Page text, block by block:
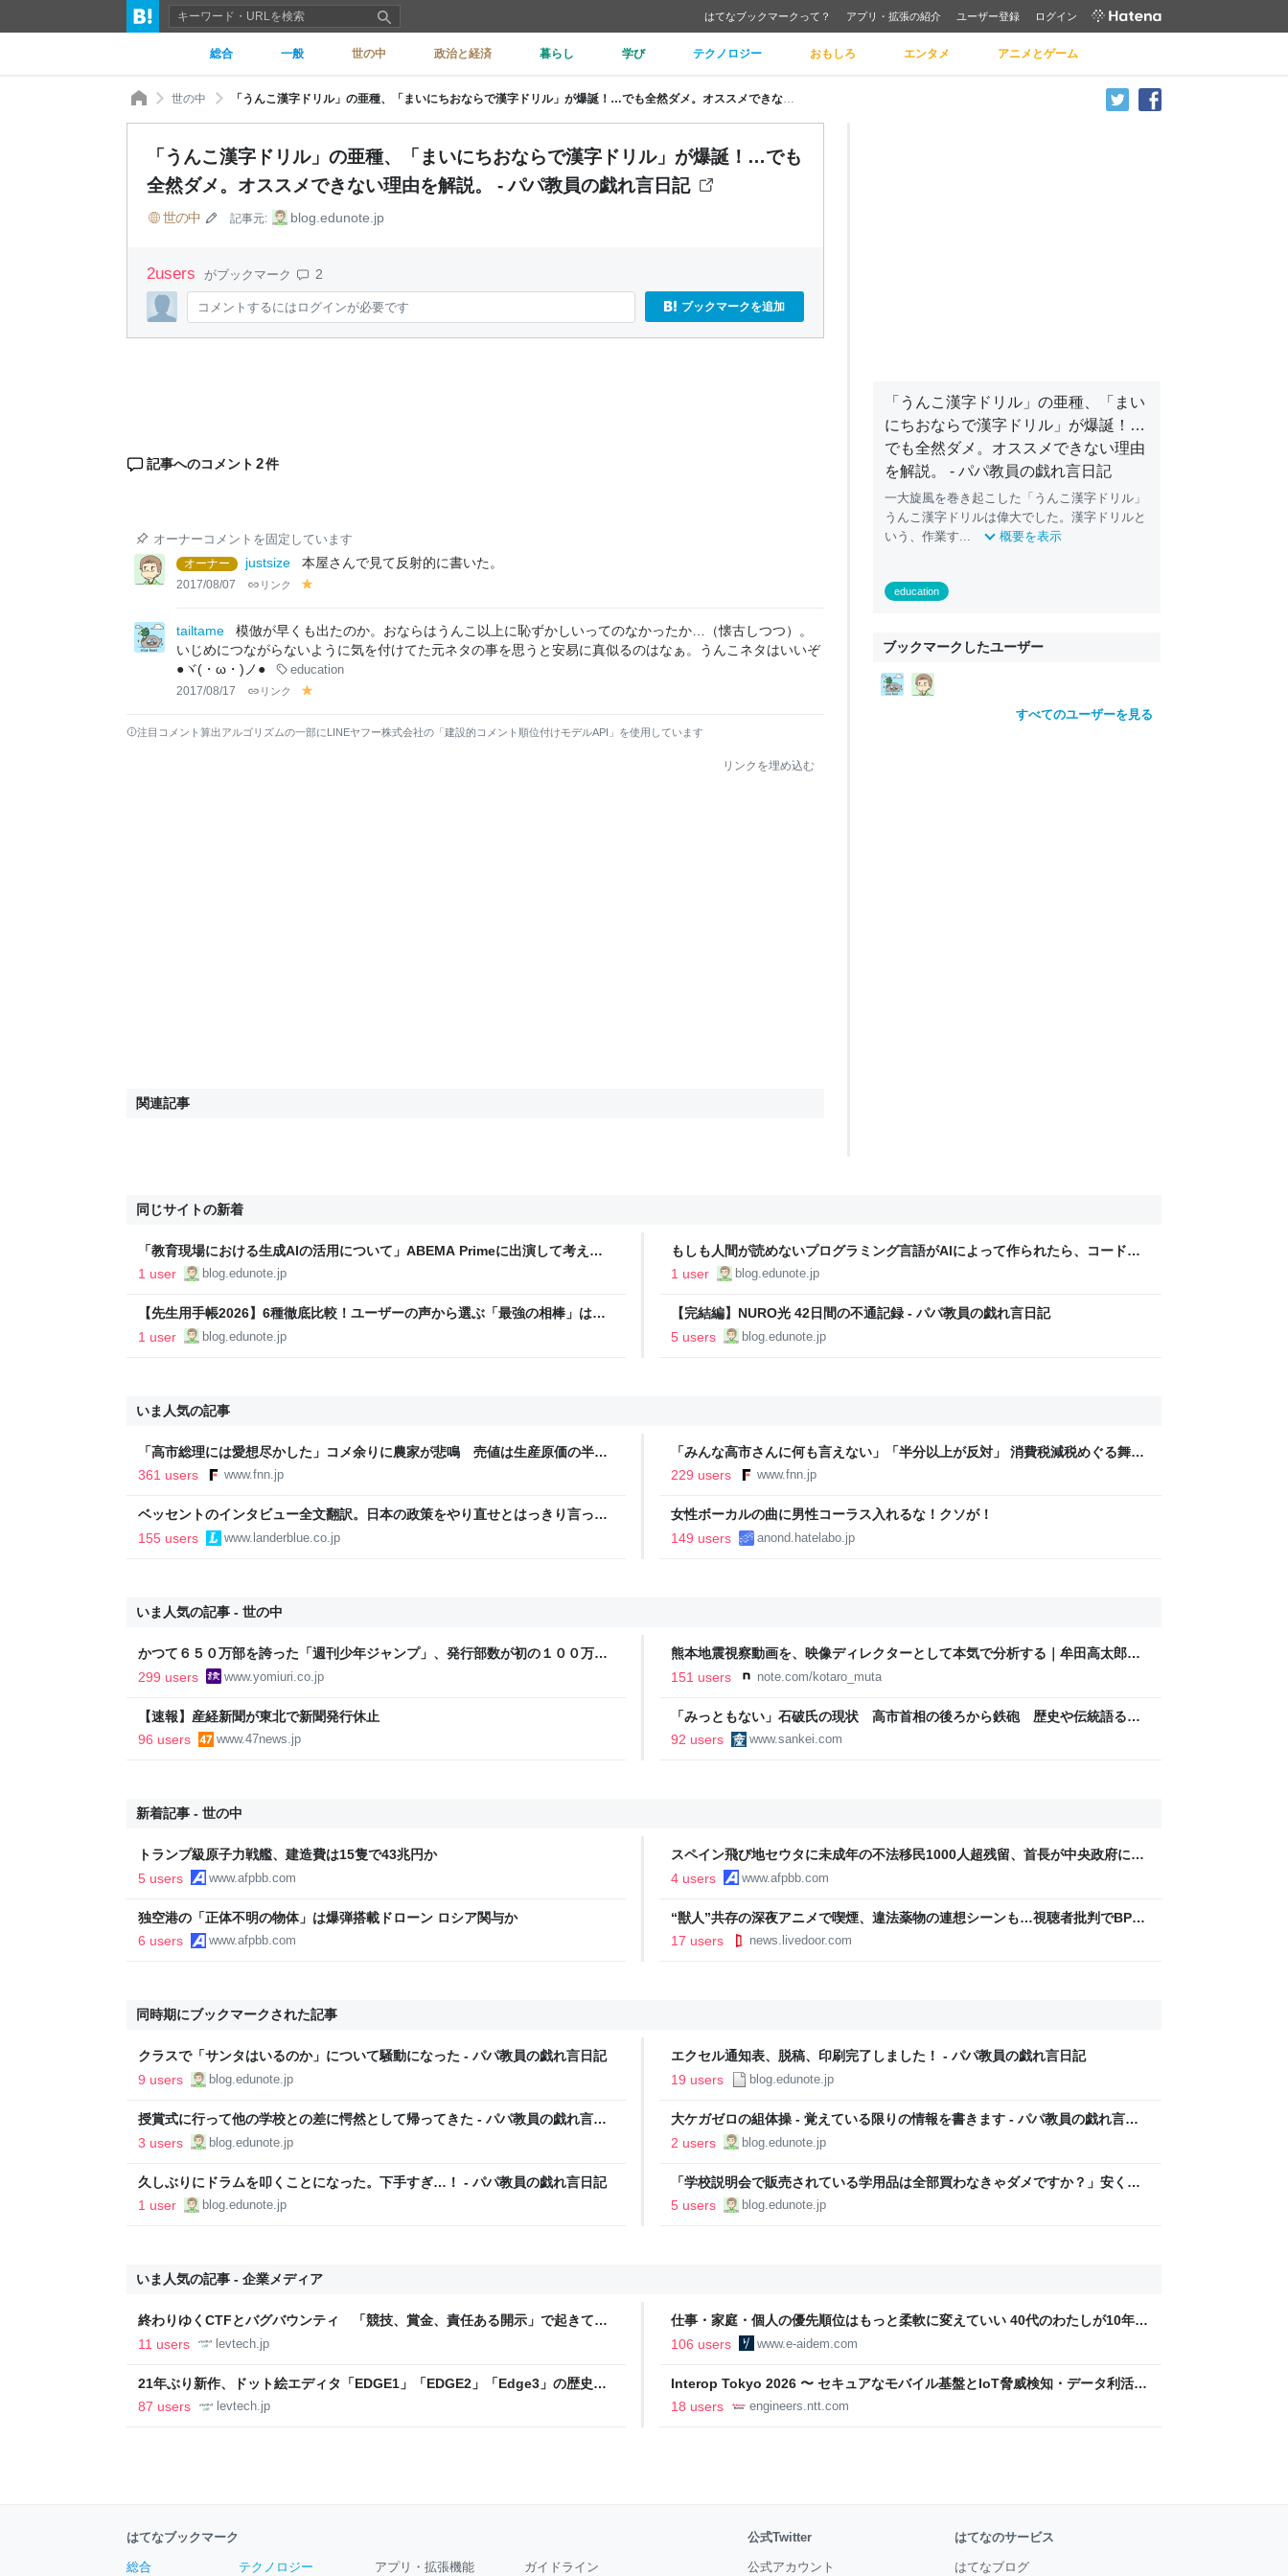
はてなブックマークって？ アプリ・拡張の紹介 ユーザー登録 ログイン
総合 一般 世の中 政治と経済 暮らし 学び テクノロジー おもしろ エンタメ アニメとゲーム
世の中
「うんこ漢字ドリル」の亜種、「まいにちおならで漢字ドリル」が爆誕！…でも
全然ダメ。オススメできない理由を解説。 - パパ教員の戯れ言日記
世の中 記事元: blog.edunote.jp
2users がブックマーク 2
コメントするにはログインが必要です ブックマークを追加
記事へのコメント 2件
オーナーコメントを固定しています
オーナー justsize 本屋さんで見て反射的に書いた。
2017/08/07 リンク
lo
w
tailtame
模倣が早くも出たのか。おならはうんこ以上に恥ずかしいってのなかったか…（懐古しつつ）。
いじめにつながらないように気を付けてた元ネタの事を思うと安易に真似るのはなぁ。うんこネタはいいぞ
●ヾ(・ω・)ノ●
education
2017/08/17 リンク
lo
注目コメント算出アルゴリズムの一部にLINEヤフー株式会社の「建設的コメント順位付けモデルAPI」を使用しています
リンクを埋め込む
関連記事
「うんこ漢字ドリル」の亜種、「まい
にちおならで漢字ドリル」が爆誕！…
でも全然ダメ。オススメできない理由
を解説。 - パパ教員の戯れ言日記
一大旋風を巻き起こした「うんこ漢字ドリル」
うんこ漢字ドリルは偉大でした。漢字ドリルと
いう、作業す...
概要を表示
education
ブックマークしたユーザー
すべてのユーザーを見る
同じサイトの新着
「教育現場における生成AIの活用について」ABEMA Primeに出演して考えた
こと - うまくできたかなぁ - パパ教員の戯れ言日記
1 user blog.edunote.jp
もしも人間が読めないプログラミング言語がAIによって作られたら、コードの
質は誰が担保するのか - パパ教員の戯れ言日記
1 user blog.edunote.jp
【先生用手帳2026】6種徹底比較！ユーザーの声から選ぶ「最強の相棒」はど
れ？ - パパ教員の戯れ言日記
1 user blog.edunote.jp
【完結編】NURO光 42日間の不通記録 - パパ教員の戯れ言日記
5 users
blog.edunote.jp
いま人気の記事
「高市総理には愛想尽かした」コメ余りに農家が悲鳴 売値は生産原価の半分
以下に…肥料代や燃料代は高騰「今年でやめる」農家も｜FNNプライムオンラ
361 users www.fnn.jp
「みんな高市さんに何も言えない」「半分以上が反対」 消費税減税めぐる舞台
裏 自民党内でくすぶる慎重論と本音【スポットライト】｜FNNプライムオン
229 users www.fnn.jp
ベッセントのインタビュー全文翻訳。日本の政策をやり直せとはっきり言って
いる
155 users www.landerblue.co.jp
女性ボーカルの曲に男性コーラス入れるな！クソが！
149 users
anond.hatelabo.jp
いま人気の記事 - 世の中
かつて６５０万部を誇った「週刊少年ジャンプ」、発行部数が初の１００万部
割れ…国内の紙雑誌で「１００万部超」ゼロに
299 users www.yomiuri.co.jp
熊本地震視察動画を、映像ディレクターとして本気で分析する｜牟田高太郎｜
映像で、想いをつなぐ
151 users note.com/kotaro_muta
【速報】産経新聞が東北で新聞発行休止
96 users
www.47news.jp
「みっともない」石破氏の現状 高市首相の後ろから鉄砲 歴史や伝統語る資
格はあるか 阿比留瑠比の極言御免
92 users www.sankei.com
新着記事 - 世の中
トランプ級原子力戦艦、建造費は15隻で43兆円か
5 users
www.afpbb.com
スペイン飛び地セウタに未成年の不法移民1000人超残留、首長が中央政府に緊
急支援要請
4 users www.afpbb.com
独空港の「正体不明の物体」は爆弾搭載ドローン ロシア関与か
6 users
www.afpbb.com
“獣人”共存の深夜アニメで喫煙、違法薬物の連想シーンも…視聴者批判でBPO
議論「紛らわしいことは放送しないほうが」 - ライブドアニュース
17 users news.livedoor.com
同時期にブックマークされた記事
クラスで「サンタはいるのか」について騒動になった - パパ教員の戯れ言日記
9 users
blog.edunote.jp
エクセル通知表、脱稿、印刷完了しました！ - パパ教員の戯れ言日記
19 users
blog.edunote.jp
授賞式に行って他の学校との差に愕然として帰ってきた - パパ教員の戯れ言日
記
3 users blog.edunote.jp
大ケガゼロの組体操 - 覚えている限りの情報を書きます - パパ教員の戯れ言日
記
2 users blog.edunote.jp
久しぶりにドラムを叩くことになった。下手すぎ…！ - パパ教員の戯れ言日記
1 user
blog.edunote.jp
「学校説明会で販売されている学用品は全部買わなきゃダメですか？」安く上
げようと違う場所で買うのはアリなのか - パパ教員の戯れ言日記
5 users blog.edunote.jp
いま人気の記事 - 企業メディア
終わりゆくCTFとバグバウンティ 「競技、賞金、責任ある開示」で起きてい
ること【フォーカス】 - レバテックLAB
11 users levtech.jp
仕事・家庭・個人の優先順位はもっと柔軟に変えていい 40代のわたしが10年後
の自分に伝えたいこと - りっすん by イーアイデム
106 users www.e-aidem.com
21年ぶり新作、ドット絵エディタ「EDGE1」「EDGE2」「Edge3」の歴史に
ついて作者に聞く【フォーカス】 - レバテックLAB
87 users levtech.jp
Interop Tokyo 2026 〜 セキュアなモバイル基盤とIoT脅威検知・データ利活用
への取り組み 〜 - NTT docomo Business Engineers' Blog
18 users engineers.ntt.com
はてなブックマーク
総合 テクノロジー アプリ・拡張機能 ガイドライン
公式Twitter
公式アカウント
はてなのサービス
はてなブログ